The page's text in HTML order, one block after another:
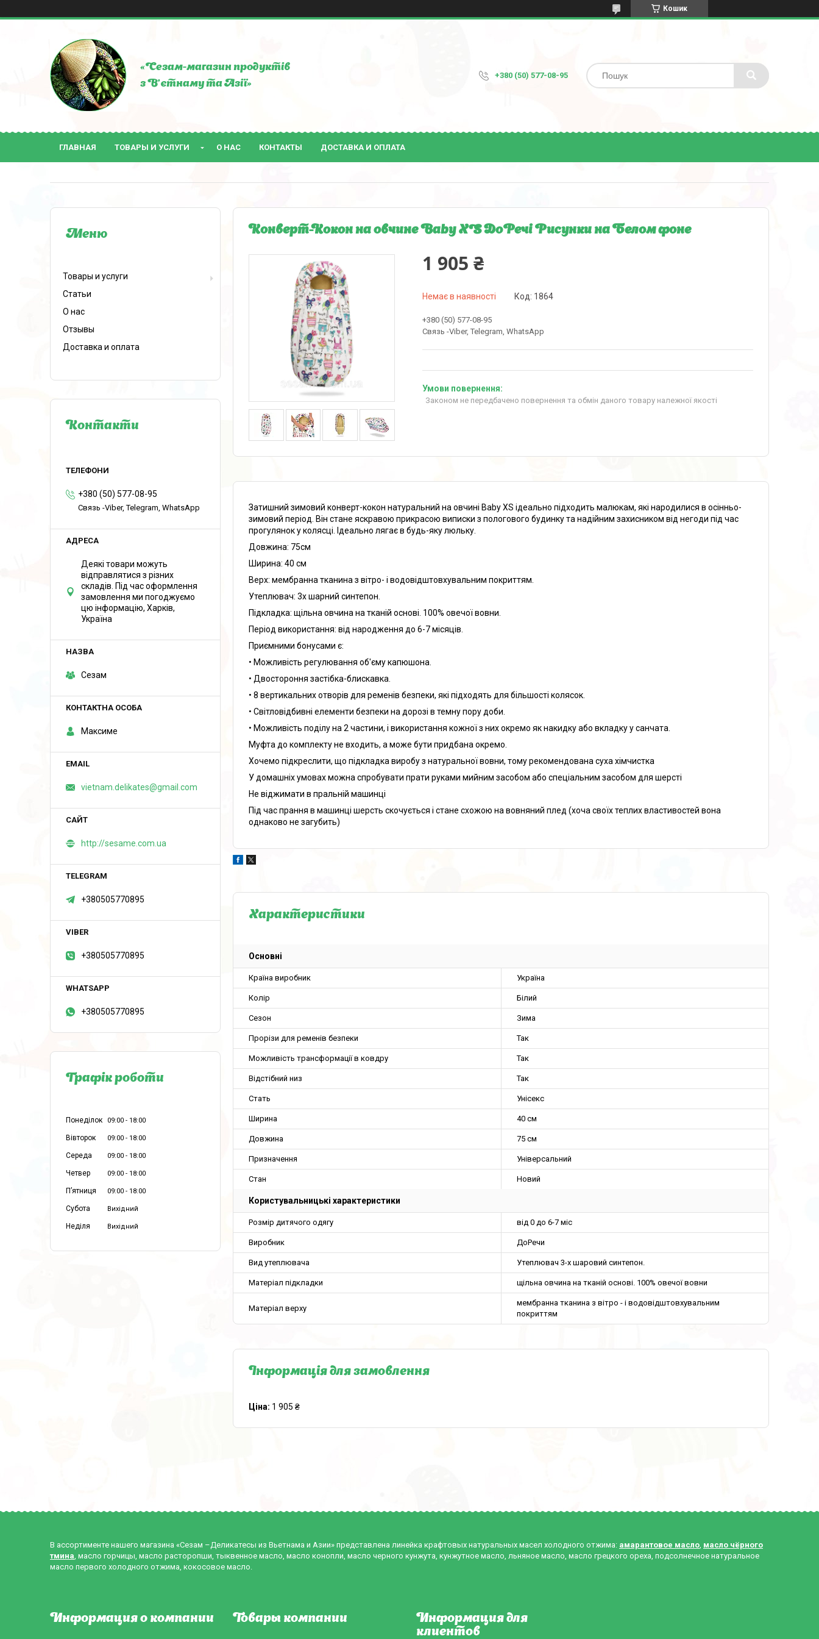
Кошик
«Сезам-магазин продуктів
з В'єтнаму та Азії»
+380 (50) 577-08-95
ГЛАВНАЯ ТОВАРЫ И УСЛУГИ О НАС КОНТАКТЫ ДОСТАВКА И ОПЛАТА
Конверт-Кокон на овчине Baby XS ДоРечі Рисунки на Белом фоне
1 905 ₴
Немає в наявності Код: 1864
+380 (50) 577-08-95
Связь -Viber, Telegram, WhatsApp
Законом не передбачено повернення та обмін даного товару належної якості
Затишний зимовий конверт-кокон натуральний на овчині Baby XS ідеально підходить малюкам, які народилися в осінньо-
зимовий період. Він стане яскравою прикрасою виписки з пологового будинку та надійним захисником від негоди під час
прогулянок у колясці. Ідеально лягає в будь-яку люльку.
Довжина: 75см
Ширина: 40 см
Верх: мембранна тканина з вітро- і водовідштовхувальним покриттям.
Утеплювач: 3х шарний синтепон.
Підкладка: щільна овчина на тканій основі. 100% овечої вовни.
Період використання: від народження до 6-7 місяців.
Приємними бонусами є:
• Можливість регулювання об'єму капюшона.
• Двостороння застібка-блискавка.
• 8 вертикальних отворів для ременів безпеки, які підходять для більшості колясок.
• Світловідбивні елементи безпеки на дорозі в темну пору доби.
• Можливість поділу на 2 частини, і використання кожної з них окремо як накидку або вкладку у санчата.
Муфта до комплекту не входить, а може бути придбана окремо.
Хочемо підкреслити, що підкладка виробу з натуральної вовни, тому рекомендована суха хімчистка
У домашніх умовах можна спробувати прати руками мийним засобом або спеціальним засобом для шерсті
Не віджимати в пральній машинці
Під час прання в машинці шерсть скочується і стане схожою на вовняний плед (хоча своїх теплих властивостей вона
однаково не загубить)
Характеристики
Основні
Країна виробник Україна
Колір Білий
Сезон Зима
Прорізи для ременів безпеки Так
Можливість трансформації в ковдру Так
Відстібний низ Так
Стать Унісекс
Ширина 40 см
Довжина 75 см
Призначення Універсальний
Стан Новий
Користувальницькі характеристики
Розмір дитячого одягу від 0 до 6-7 міс
Виробник ДоРечи
Вид утеплювача Утеплювач 3-х шаровий синтепон.
Матеріал підкладки щільна овчина на тканій основі. 100% овечої вовни
Матеріал верху
мембранна тканина з вітро - і водовідштовхувальним
покриттям
Інформація для замовлення
Ціна: 1 905 ₴
Товары и услуги
Статьи
О нас
Отзывы
Доставка и оплата
Контакти
+380 (50) 577-08-95
Связь -Viber, Telegram, WhatsApp
Деякі товари можуть
відправлятися з різних
складів. Під час оформлення
замовлення ми погоджуємо
цю інформацію, Харків,
Україна
Сезам
Максиме
vietnam.delikates@gmail.com
http://sesame.com.ua
+380505770895
+380505770895
+380505770895
Графік роботи
Понеділок 09:00 18:00
Вівторок 09:00 18:00
Середа 09:00 18:00
Четвер 09:00 18:00
Пʼятниця 09:00 18:00
Субота Вихідний
Неділя Вихідний
В ассортименте нашего магазина «Сезам –Деликатесы из Вьетнама и Азии» представлена линейка крафтовых натуральных масел холодного отжима: амарантовое масло, масло чёрного
тмина, масло горчицы, масло расторопши, тыквенное масло, масло конопли, масло черного кунжута, кунжутное масло, льняное масло, масло грецкого ореха, подсолнечное натуральное
масло первого холодного отжима, кокосовое масло.
Информация о компании Товары компании
Информация для
клиентов